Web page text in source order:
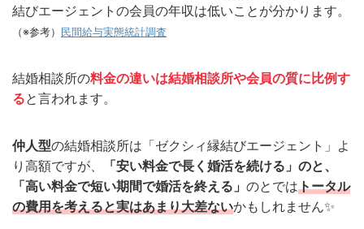
結びエージェントの会員の年収は低いことが分かります。
（※参考） 民間給与実態統計調査
結婚相談所の料金の違いは結婚相談所や会員の質に比例す
ると言われます。
仲人型の結婚相談所は「ゼクシィ縁結びエージェント」よ
り高額ですが、
「安い料金で長く婚活を続ける」のと、
「高い料金で短い期間で婚活を終える」 のとではトータル
の費用を考えると実はあまり大差ないかもしれません✨